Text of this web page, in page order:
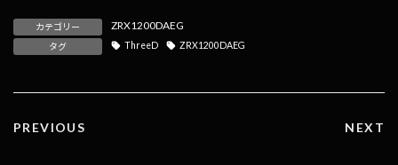
e
b
o
k
e
e
n l
y
n
カテゴリー ZRX1200DAEG
タグ ThreeD ZRX1200DAEG
PREVIOUS NEXT